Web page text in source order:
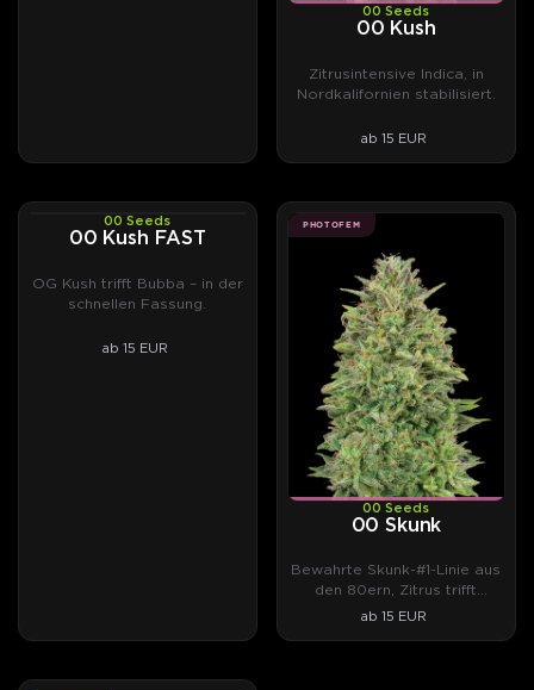
00 Seeds
00 Kush
Zitrusintensive Indica, in
Nordkalifornien stabilisiert.
ab 15 EUR
00 Seeds
00 Kush FAST
OG Kush trifft Bubba – in der
schnellen Fassung.
ab 15 EUR
PHOTOFEM
00 Seeds
00 Skunk
Bewahrte Skunk-#1-Linie aus
den 80ern, Zitrus trifft
Weihrauch.
ab 15 EUR